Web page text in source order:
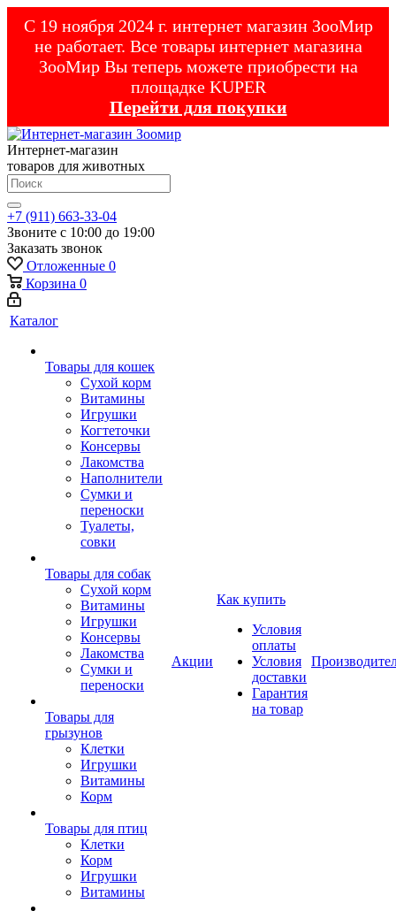
С 19 ноября 2024 г. интернет магазин ЗооМир
не работает. Все товары интернет магазина
ЗооМир Вы теперь можете приобрести на
площадке KUPER
Перейти для покупки
Интернет-магазин
товаров для животных
+7 (911) 663-33-04
Звоните с 10:00 до 19:00
Заказать звонок
Отложенные 0
Корзина 0
Каталог
Товары для кошек
Cухой корм
Витамины
Игрушки
Когтеточки
Консервы
Лакомства
Наполнители
Сумки и
переноски
Туалеты,
совки
Товары для собак
Cухой корм
Витамины
Игрушки
Консервы
Лакомства
Сумки и
переноски
Товары для
грызунов
Клетки
Игрушки
Витамины
Корм
Товары для птиц
Клетки
Корм
Игрушки
Витамины
Акции
Как купить
Условия
оплаты
Условия
доставки
Гарантия
на товар